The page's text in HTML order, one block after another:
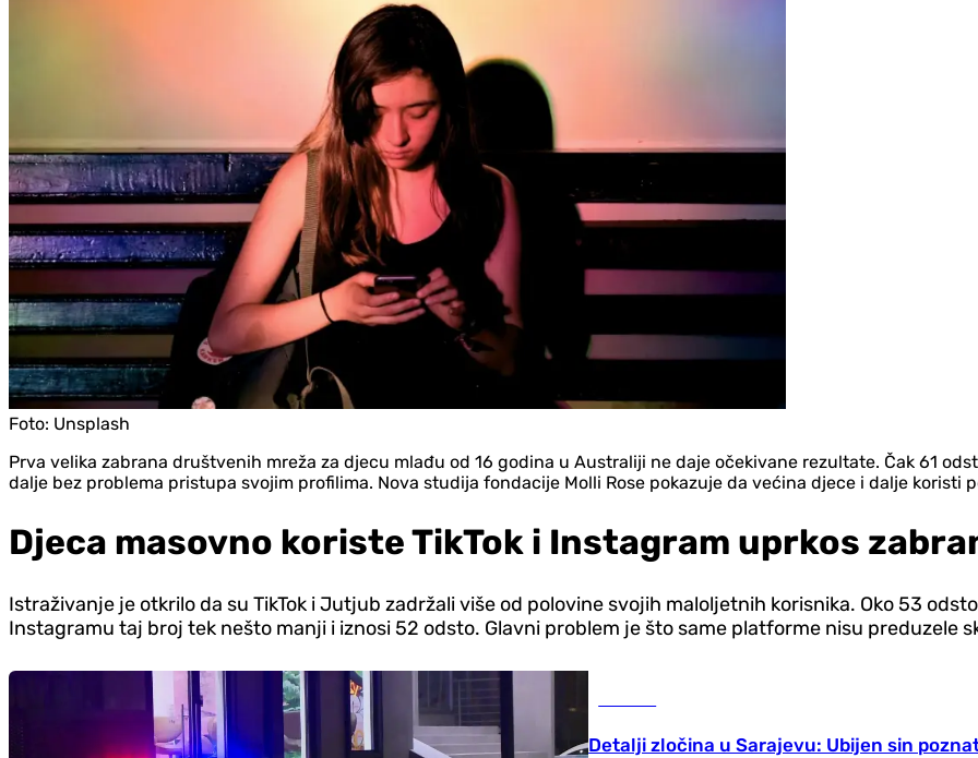
Foto: Unsplash
Prva velika zabrana društvenih mreža za djecu mlađu od 16 godina u Australiji ne daje očekivane rezultate. Čak 61
dalje bez problema pristupa svojim profilima. Nova studija fondacije Molli Rose pokazuje da većina djece i dalje koristi
Djeca masovno koriste TikTok i Instagram uprkos
Istraživanje je otkrilo da su TikTok i Jutjub zadržali više od polovine svojih maloljetnih korisnika. Oko 53
Instagramu taj broj tek nešto manji i iznosi 52 odsto. Glavni problem je što same platforme nisu preduzele
Detalji zločina u Sarajevu: Ubijen sin